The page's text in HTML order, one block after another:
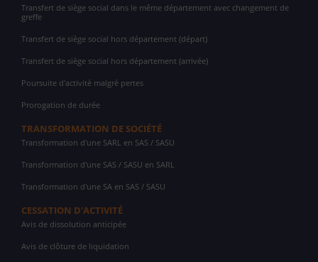
Transfert de siège social dans le même département avec changement de
greffe
Transfert de siège social hors département (départ)
Transfert de siège social hors département (arrivée)
Poursuite d'activité malgré pertes
Prorogation de durée
TRANSFORMATION DE SOCIÉTÉ
Transformation d'une SARL en SAS / SASU
Transformation d'une SAS / SASU en SARL
Transformation d'une SA en SAS / SASU
CESSATION D'ACTIVITÉ
Avis de dissolution anticipée
Avis de clôture de liquidation